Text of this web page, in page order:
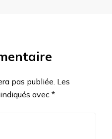
pas publiée. Les
avec *